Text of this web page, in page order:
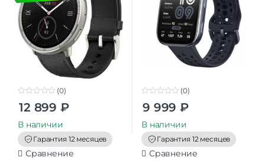
t
o
f
5
(0)
12 899 ₽
В наличии
Гарантия 12 месяцев
Сравнение
o
t
o
f
5
(0)
9 999 ₽
В наличии
Гарантия 12 месяцев
Сравнение